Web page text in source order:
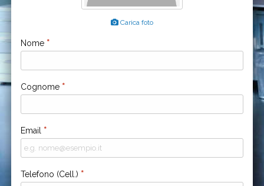
Carica foto
Nome *
Cognome *
Email *
Telefono (Cell.) *